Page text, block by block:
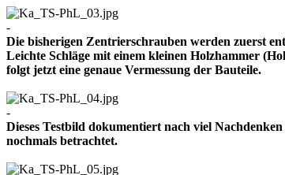
-
Die bisherigen Zentrierschrauben werden zuerst
Leichte Schläge mit einem kleinen Holzhammer
folgt jetzt eine genaue Vermessung der Bauteile.
-
Dieses Testbild dokumentiert nach viel
nochmals betrachtet.